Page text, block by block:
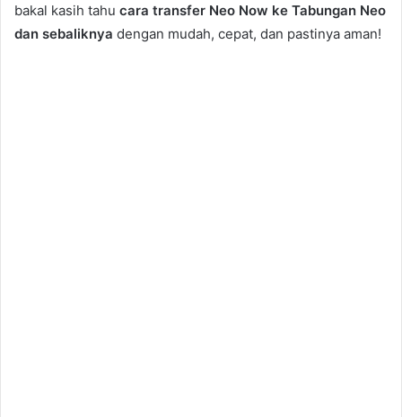
bakal kasih tahu cara transfer Neo Now ke Tabungan Neo
dan sebaliknya dengan mudah, cepat, dan pastinya aman!